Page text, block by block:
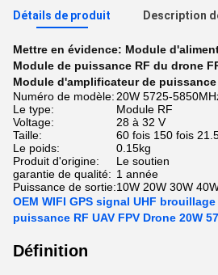
Détails de produit Description
Mettre en évidence: Module
Module de puissance RF du drone
Module d'amplificateur de puissance
Numéro de modèle: 20W 5725-
Le type:
Module RF
Voltage:
28 à 32 V
Taille:
60 fois 150 fois
Le poids:
0.15kg
Produit d'origine:
Le soutien
garantie de qualité: 1 année
Puissance de sortie:10W 20W 30W
OEM WIFI GPS signal UHF
puissance RF UAV FPV Drone 20W
Définition